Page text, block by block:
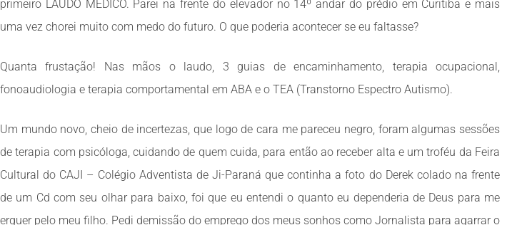
primeiro LAUDO MÉDICO. Parei na frente do elevador no 14º andar do prédio em Curitiba e mais
uma vez chorei muito com medo do futuro. O que poderia acontecer se eu faltasse?
Quanta frustação! Nas mãos o laudo, 3 guias de encaminhamento, terapia ocupacional,
fonoaudiologia e terapia comportamental em ABA e o TEA (Transtorno Espectro Autismo).
Um mundo novo, cheio de incertezas, que logo de cara me pareceu negro, foram algumas sessões
de terapia com psicóloga, cuidando de quem cuida, para então ao receber alta e um troféu da Feira
Cultural do CAJI – Colégio Adventista de Ji-Paraná que continha a foto do Derek colado na frente
de um Cd com seu olhar para baixo, foi que eu entendi o quanto eu dependeria de Deus para me
erguer pelo meu filho. Pedi demissão do emprego dos meus sonhos como Jornalista para agarrar o